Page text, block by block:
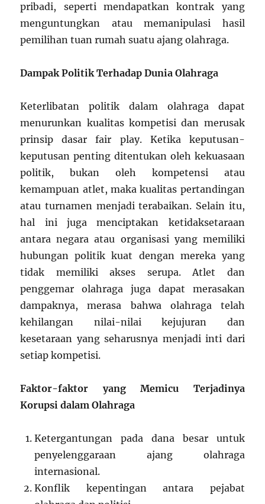
pribadi, seperti mendapatkan kontrak yang
menguntungkan atau memanipulasi hasil
pemilihan tuan rumah suatu ajang olahraga.
Dampak Politik Terhadap Dunia Olahraga
Keterlibatan politik dalam olahraga dapat
menurunkan kualitas kompetisi dan merusak
prinsip dasar fair play. Ketika keputusan-
keputusan penting ditentukan oleh kekuasaan
politik, bukan oleh kompetensi atau
kemampuan atlet, maka kualitas pertandingan
atau turnamen menjadi terabaikan. Selain itu,
hal ini juga menciptakan ketidaksetaraan
antara negara atau organisasi yang memiliki
hubungan politik kuat dengan mereka yang
tidak memiliki akses serupa. Atlet dan
penggemar olahraga juga dapat merasakan
dampaknya, merasa bahwa olahraga telah
kehilangan nilai-nilai kejujuran dan
kesetaraan yang seharusnya menjadi inti dari
setiap kompetisi.
Faktor-faktor yang Memicu Terjadinya
Korupsi dalam Olahraga
Ketergantungan pada dana besar untuk
penyelenggaraan ajang olahraga
internasional.
Konflik kepentingan antara pejabat